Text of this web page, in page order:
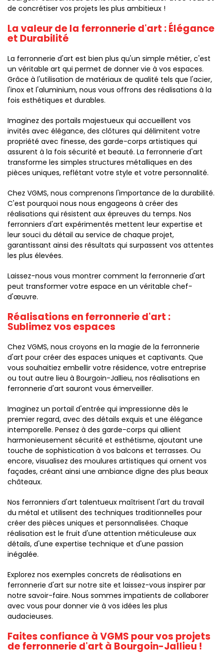
de concrétiser vos projets les plus ambitieux !
La valeur de la ferronnerie d'art : Élégance
et Durabilité
La ferronnerie d'art est bien plus qu'un simple métier, c'est
un véritable art qui permet de donner vie à vos espaces.
Grâce à l'utilisation de matériaux de qualité tels que l'acier,
l'inox et l'aluminium, nous vous offrons des réalisations à la
fois esthétiques et durables.
Imaginez des portails majestueux qui accueillent vos
invités avec élégance, des clôtures qui délimitent votre
propriété avec finesse, des garde-corps artistiques qui
assurent à la fois sécurité et beauté. La ferronnerie d'art
transforme les simples structures métalliques en des
pièces uniques, reflétant votre style et votre personnalité.
Chez VGMS, nous comprenons l'importance de la durabilité.
C'est pourquoi nous nous engageons à créer des
réalisations qui résistent aux épreuves du temps. Nos
ferronniers d'art expérimentés mettent leur expertise et
leur souci du détail au service de chaque projet,
garantissant ainsi des résultats qui surpassent vos attentes
les plus élevées.
Laissez-nous vous montrer comment la ferronnerie d'art
peut transformer votre espace en un véritable chef-
d'œuvre.
Réalisations en ferronnerie d'art :
Sublimez vos espaces
Chez VGMS, nous croyons en la magie de la ferronnerie
d'art pour créer des espaces uniques et captivants. Que
vous souhaitiez embellir votre résidence, votre entreprise
ou tout autre lieu à Bourgoin-Jallieu, nos réalisations en
ferronnerie d'art sauront vous émerveiller.
Imaginez un portail d'entrée qui impressionne dès le
premier regard, avec des détails exquis et une élégance
intemporelle. Pensez à des garde-corps qui allient
harmonieusement sécurité et esthétisme, ajoutant une
touche de sophistication à vos balcons et terrasses. Ou
encore, visualisez des moulures artistiques qui ornent vos
façades, créant ainsi une ambiance digne des plus beaux
châteaux.
Nos ferronniers d'art talentueux maîtrisent l'art du travail
du métal et utilisent des techniques traditionnelles pour
créer des pièces uniques et personnalisées. Chaque
réalisation est le fruit d'une attention méticuleuse aux
détails, d'une expertise technique et d'une passion
inégalée.
Explorez nos exemples concrets de réalisations en
ferronnerie d'art sur notre site et laissez-vous inspirer par
notre savoir-faire. Nous sommes impatients de collaborer
avec vous pour donner vie à vos idées les plus
audacieuses.
Faites confiance à VGMS pour vos projets
de ferronnerie d'art à Bourgoin-Jallieu !